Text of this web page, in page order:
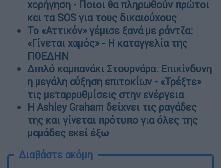
χορήγηση - Ποιοι θα πληρωθούν πρώτοι
και τα SOS για τους δικαιούχους
Το «Αττικόν» γέμισε ξανά με ράντζα:
«Γίνεται χαμός» - Η καταγγελία της
ΠΟΕΔΗΝ
Διπλό καμπανάκι Στουρνάρα: Επικίνδυνη
η μεγάλη αύξηση επιτοκίων - «Τρέξτε»
τις μεταρρυθμίσεις στην ενέργεια
Η Ashley Graham δείχνει τις ραγάδες
της και γίνεται πρότυπο για όλες της
μαμάδες εκεί έξω
Διαβάστε ακόμη